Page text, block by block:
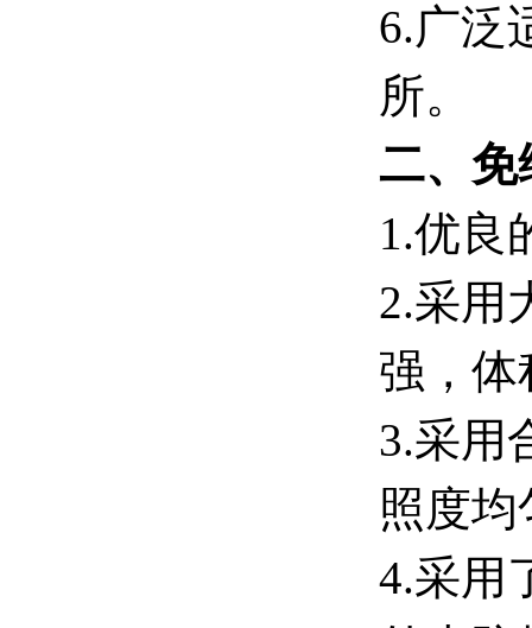
6.广泛
所。
二、免
1.优良
2.采用
强，体
3.采用
照度均
4.采用